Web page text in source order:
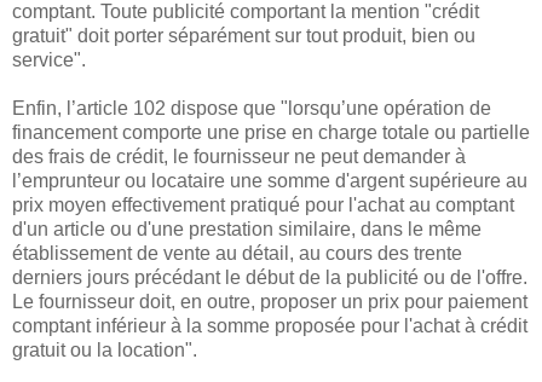
comptant. Toute publicité comportant la mention "crédit
gratuit" doit porter séparément sur tout produit, bien ou
service".
Enfin, l’article 102 dispose que "lorsqu’une opération de
financement comporte une prise en charge totale ou partielle
des frais de crédit, le fournisseur ne peut demander à
l’emprunteur ou locataire une somme d'argent supérieure au
prix moyen effectivement pratiqué pour l'achat au comptant
d'un article ou d'une prestation similaire, dans le même
établissement de vente au détail, au cours des trente
derniers jours précédant le début de la publicité ou de l'offre.
Le fournisseur doit, en outre, proposer un prix pour paiement
comptant inférieur à la somme proposée pour l'achat à crédit
gratuit ou la location".